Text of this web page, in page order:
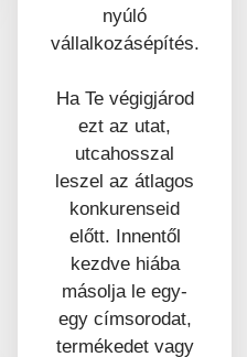
nyúló
vállalkozásépítés.
Ha Te végigjárod
ezt az utat,
utcahosszal
leszel az átlagos
konkurenseid
előtt. Innentől
kezdve hiába
másolja le egy-
egy címsorodat,
termékedet vagy